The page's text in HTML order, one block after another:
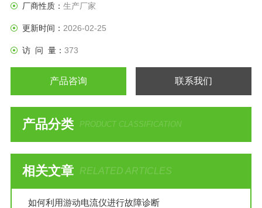
厂商性质： 生产厂家
更新时间： 2026-02-25
访 问 量： 373
产品咨询 联系我们
产品分类 PRODUCT CLASSIFICATION
相关文章 RELATED ARTICLES
如何利用游动电流仪进行故障诊断